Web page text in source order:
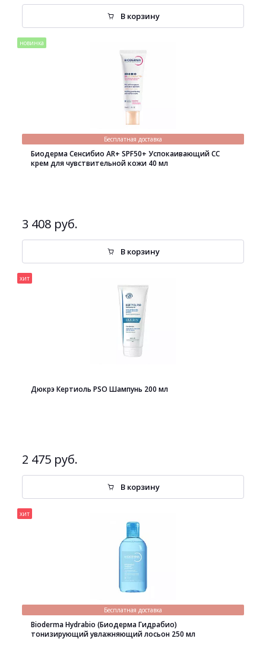
В корзину
новинка
Бесплатная доставка
Биодерма Сенсибио AR+ SPF50+ Успокаивающий СС
крем для чувствительной кожи 40 мл
3 408 руб.
В корзину
хит
Дюкрэ Кертиоль PSO Шампунь 200 мл
2 475 руб.
В корзину
хит
Бесплатная доставка
Bioderma Hydrabio (Биодерма Гидрабио)
тонизирующий увлажняющий лосьон 250 мл